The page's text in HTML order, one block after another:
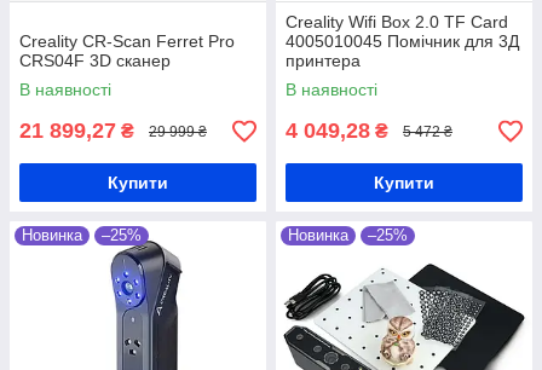
Creality CR-Scan Ferret Pro
CRS04F 3D сканер
В наявності
21 899,27 ₴ 29 999 ₴
Купити
Creality Wifi Box 2.0 TF Card
4005010045 Помічник для 3Д
принтера
В наявності
4 049,28 ₴ 5 472 ₴
Купити
Новинка –25% Новинка –25%